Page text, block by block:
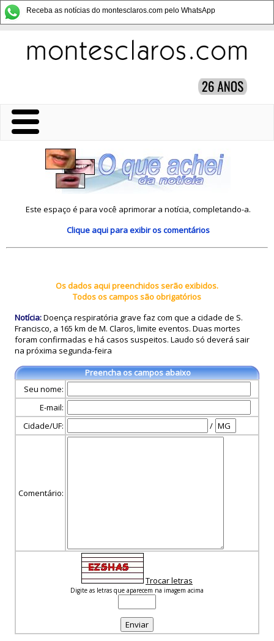
Receba as notícias do montesclaros.com pelo WhatsApp
Este espaço é para você aprimorar a notícia, completando-a.
Clique aquipara exibir os comentários
Os dados aqui preenchidos serão exibidos.
Todos os campos são obrigatórios
Notícia:Doença respiratória grave faz com que a cidade de S.
Francisco, a 165 km de M. Claros, limite eventos. Duas mortes
foram confirmadas e há casos suspeitos. Laudo só deverá sair
na próxima segunda-feira
Preencha os campos abaixo
Seu nome:
E-mail:
Cidade/UF:
/
Comentário:
Trocar letras
Digite as letras que aparecem na imagem acima